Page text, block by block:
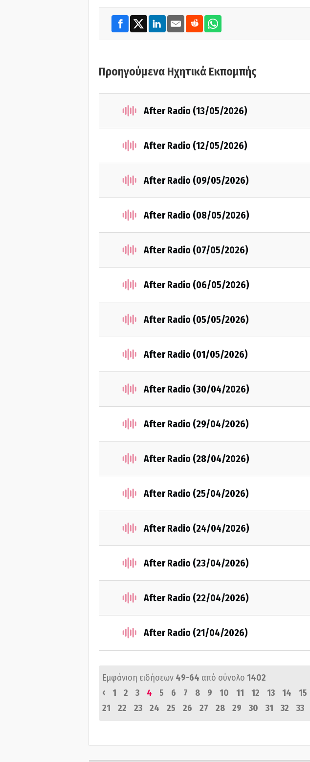
Προηγούμενα Ηχητικά Εκπομπής
After Radio (13/05/2026)
After Radio (12/05/2026)
After Radio (09/05/2026)
After Radio (08/05/2026)
After Radio (07/05/2026)
After Radio (06/05/2026)
After Radio (05/05/2026)
After Radio (01/05/2026)
After Radio (30/04/2026)
After Radio (29/04/2026)
After Radio (28/04/2026)
After Radio (25/04/2026)
After Radio (24/04/2026)
After Radio (23/04/2026)
After Radio (22/04/2026)
After Radio (21/04/2026)
Εμφάνιση ειδήσεων 49-64 από σύνολο 1402
‹
1 2 3 4 5 6 7 8 9 10 11 12 13 14 15
21
22 23 24 25 26 27 28 29 30 31 32 33